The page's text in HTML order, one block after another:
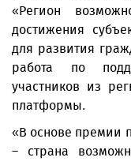
«Регион
достижения
для развития
работа по
участников из
платформы.
«В основе премии
– страна